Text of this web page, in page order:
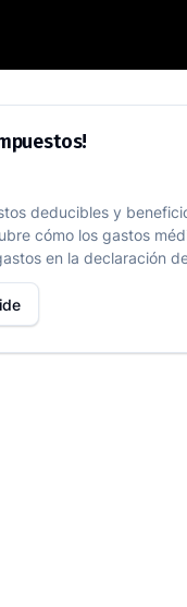
impuestos!
deducibles y
cómo los gastos
en la declaración